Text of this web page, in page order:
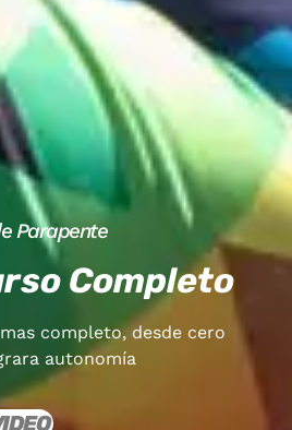
Parapente
Completo
completo, desde cero
autonomía